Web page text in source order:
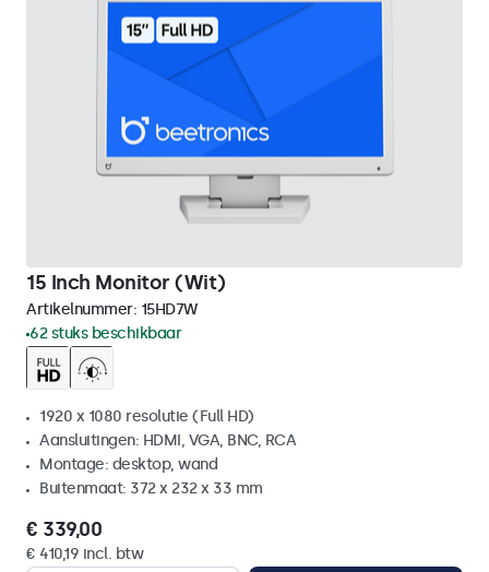
15 Inch Monitor (Wit)
Artikelnummer: 15HD7W
62 stuks beschikbaar
1920 x 1080 resolutie (Full HD)
Aansluitingen: HDMI, VGA, BNC, RCA
Montage: desktop, wand
Buitenmaat: 372 x 232 x 33 mm
€ 339,00
€ 410,19 incl. btw